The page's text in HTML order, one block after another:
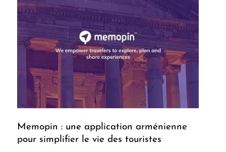
Memopin : une application arménienne
pour simplifier le vie des touristes